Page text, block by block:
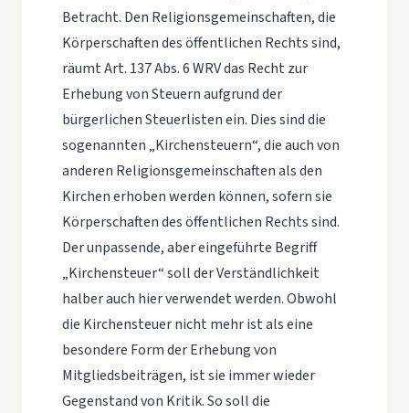
Betracht. Den Religionsgemeinschaften, die
Körperschaften des öffentlichen Rechts sind,
räumt Art. 137 Abs. 6 WRV das Recht zur
Erhebung von Steuern aufgrund der
bürgerlichen Steuerlisten ein. Dies sind die
sogenannten „Kirchensteuern“, die auch von
anderen Religionsgemeinschaften als den
Kirchen erhoben werden können, sofern sie
Körperschaften des öffentlichen Rechts sind.
Der unpassende, aber eingeführte Begriff
„Kirchensteuer“ soll der Verständlichkeit
halber auch hier verwendet werden. Obwohl
die Kirchensteuer nicht mehr ist als eine
besondere Form der Erhebung von
Mitgliedsbeiträgen, ist sie immer wieder
Gegenstand von Kritik. So soll die